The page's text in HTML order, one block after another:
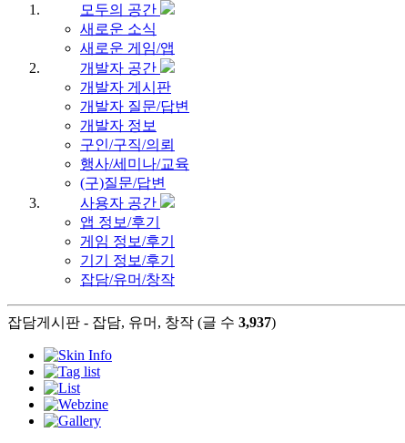
모두의 공간
새로운 소식
새로운 게임/앱
개발자 공간
개발자 게시판
개발자 질문/답변
개발자 정보
구인/구직/의뢰
행사/세미나/교육
(구)질문/답변
사용자 공간
앱 정보/후기
게임 정보/후기
기기 정보/후기
잡담/유머/창작
잡담게시판 - 잡담, 유머, 창작 (글 수 3,937)